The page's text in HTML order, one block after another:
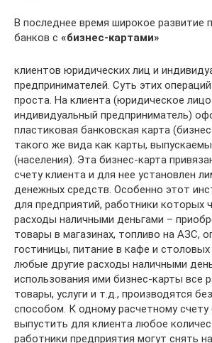
В последнее время широкое развитие
банков с «бизнес-картами»
клиентов юридических лиц и
предпринимателей. Суть этих
проста. На клиента (юридическое
индивидуальный предприниматель)
пластиковая банковская карта
такого же вида как карты,
(населения). Эта бизнес-карта
счету клиента и для нее установлен
денежных средств. Особенно этот
для предприятий, работники которых
расходы наличными деньгами –
товары в магазинах, топливо на АЗС,
гостиницы, питание в кафе и
любые другие расходы наличными
использования ими бизнес-карты все
товары, услуги и т.д., производятся
способом. К одному расчетному
выпустить для клиента любое
работники предприятия могут снять